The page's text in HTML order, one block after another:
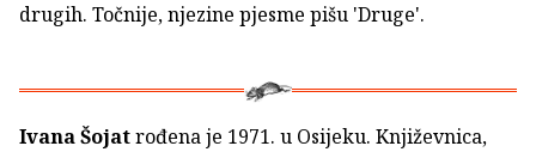
drugih. Točnije, njezine pjesme pišu 'Druge'.
Ivana Šojatrođena je 1971. u Osijeku. Književnica,